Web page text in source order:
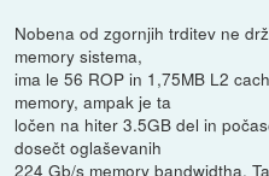
Nobena od zgornjih trditev ne
memory sistema,
ima le 56 ROP in 1,75MB L2
memory, ampak je ta
ločen na hiter 3.5GB del in
dosečt oglaševanih
224 Gb/s memory bandwidtha.